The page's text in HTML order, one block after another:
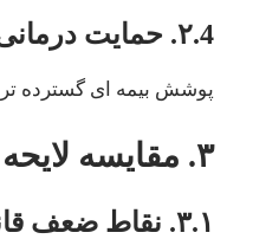
۲.4. حمایت درمانی و بیمه ای
پوشش بیمه ای گسترده
۳. مقایسه لایحه قانون کار دریایی با قانون قبلی
۳.۱. نقاط ضعف قانون قبلی